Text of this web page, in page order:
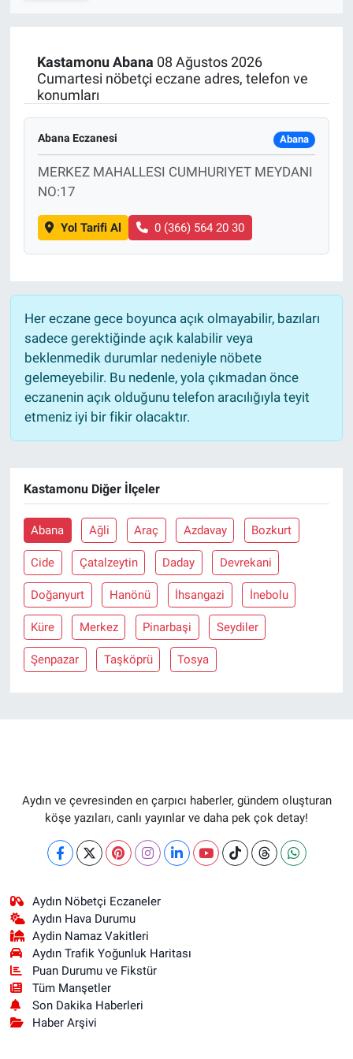
Kastamonu Abana 08 Ağustos 2026
Cumartesi nöbetçi eczane adres, telefon ve
konumları
Abana Eczanesi Abana
MERKEZ MAHALLESI CUMHURIYET MEYDANI
NO:17
Yol Tarifi Al 0 (366) 564 20 30
Her eczane gece boyunca açık olmayabilir, bazıları
sadece gerektiğinde açık kalabilir veya
beklenmedik durumlar nedeniyle nöbete
gelemeyebilir. Bu nedenle, yola çıkmadan önce
eczanenin açık olduğunu telefon aracılığıyla teyit
etmeniz iyi bir fikir olacaktır.
Kastamonu Diğer İlçeler
Abana Ağli Araç Azdavay Bozkurt
Cide Çatalzeytin Daday Devrekani
Doğanyurt Hanönü İhsangazi İnebolu
Küre Merkez Pinarbaşi Seydiler
Şenpazar Taşköprü Tosya
Aydın ve çevresinden en çarpıcı haberler, gündem oluşturan
köşe yazıları, canlı yayınlar ve daha pek çok detay!
Aydın Nöbetçi Eczaneler
Aydın Hava Durumu
Aydin Namaz Vakitleri
Aydın Trafik Yoğunluk Haritası
Puan Durumu ve Fikstür
Tüm Manşetler
Son Dakika Haberleri
Haber Arşivi
RESMİ İLANLAR